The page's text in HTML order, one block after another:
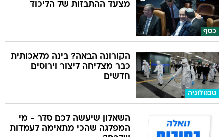
כסף
מצעד ההתבזות של הליכוד
טכנולוגיה
הקורונה הבאה? בינה מלאכותית
כבר מצליחה ליצור וירוסים
חדשים
השאלון שיעשה לכם סדר - מי
המפלגה שהכי מתאימה לעמדות